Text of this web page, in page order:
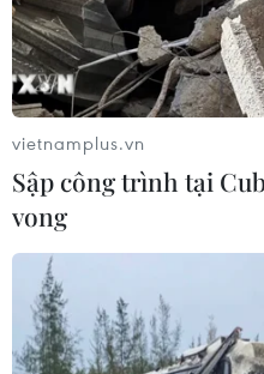
vietnamplus.vn
Sập công trình tại
vong